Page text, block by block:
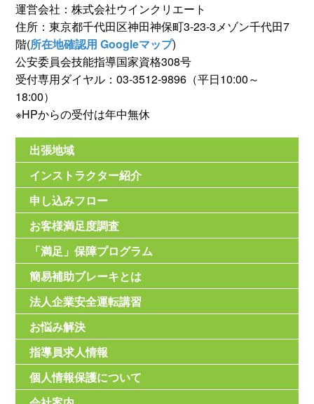
運営会社：株式会社ウインクリエート
住所：東京都千代田区神田神保町3-23-3メゾン千代田7
階(所在地確認用 Googleマップ)
公安委員会技能指導国家資格308号
受付専用ダイヤル：03-3512-9896（平日10:00～
18:00）
※HPからの受付は年中無休
出張地域
インストラクター紹介
申し込みフロー
お客様満足度調査
「満足」保障プログラム
簡易補助ブレーキとは
法人企業安全運転講習
お悩み解決
指導員求人情報
個人情報保護について